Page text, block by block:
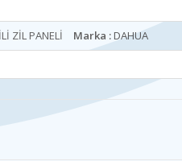
ZİL PANELİ Marka :DAHUA